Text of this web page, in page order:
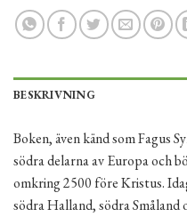
BESKRIVNING
Boken, även känd som Fagus
södra delarna av Europa och
omkring 2500 före Kristus.
södra Halland, södra Småland